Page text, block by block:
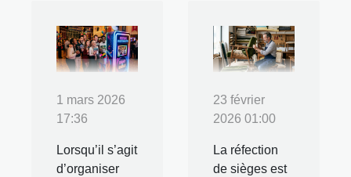
1 mars 2026
17:36
Lorsqu’il s’agit
d’organiser
23 février
2026 01:00
La réfection
de sièges est